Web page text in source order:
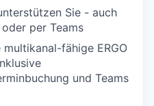
Sie - auch
per Teams
fähige ERGO
und Teams